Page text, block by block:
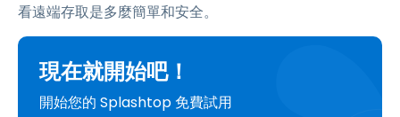
看遠端存取是多麼簡單和安全。
現在就開始吧！
開始您的 Splashtop 免費試用